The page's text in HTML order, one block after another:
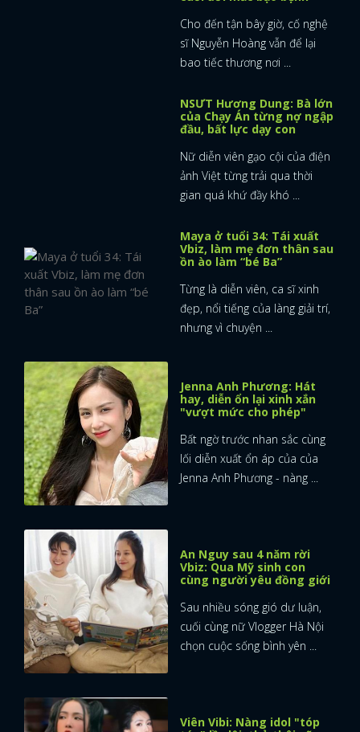
ĐĂNG NHẬP
Cố nghệ sĩ Nguyễn Hoàng:
26 năm tận tâm vì nghề,
cuối đời mắc bạo bệnh
Cho đến tận bây giờ, cố nghệ
bao tiếc thương nơi ...
NSƯT Hương Dung: Bà lớn
của Chạy Án từng nợ ngập
đầu, bất lực dạy con
Nữ diễn viên gạo cội của điện
gian quá khứ đầy khó ...
Maya ở tuổi 34: Tái xuất
Vbiz, làm mẹ đơn thân sau
ồn ào làm “bé Ba”
Từng là diễn viên, ca sĩ xinh
Jenna Anh Phương: Hát
hay, diễn ổn lại xinh xắn
"vượt mức cho phép"
Bất ngờ trước nhan sắc cùng
An Nguy sau 4 năm rời
Vbiz: Qua Mỹ sinh con
cùng người yêu đồng giới
Sau nhiều sóng gió dư luận,